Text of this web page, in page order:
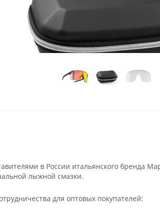
в России итальянского бренда
лыжной смазки.
для оптовых покупателей: